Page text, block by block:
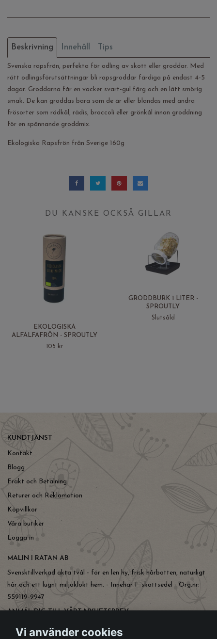
Beskrivning Innehåll Tips
Svenska rapsfrön, perfekta för odling av skott eller groddar. Med
rätt odlingsförutsättningar bli rapsgroddar färdiga på endast 4-5
dagar. Groddarna får en vacker svart-gul färg och en lätt smörig
smak. De kan groddas bara som de är eller blandas med andra
frösorter som rödkål, rädis, broccoli eller grönkål innan groddning
för en spännande groddmix.
Ekologiska Rapsfrön från Sverige 160g
DU KANSKE OCKSÅ GILLAR
EKOLOGISKA
ALFALFAFRÖN - SPROUTLY
105 kr
GRODDBURK 1 LITER -
SPROUTLY
Slutsåld
KUNDTJÄNST
Kontakt
Blogg
Frakt och Betalning
Returer och Reklamation
Köpvillkor
Våra butiker
Logga in
MALIN I RATAN AB
Svensktillverkad äkta tvål - för en len hy, frisk hårbotten, naturligt
hår och ett lugnt miljöklokt hem. - Innehar F-skattsedel - Org.nr:
559119-9947
ANMÄL DIG TILL VÅRT NYHETSBREV
Vi använder cookies